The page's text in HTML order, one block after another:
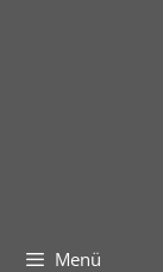
Menü